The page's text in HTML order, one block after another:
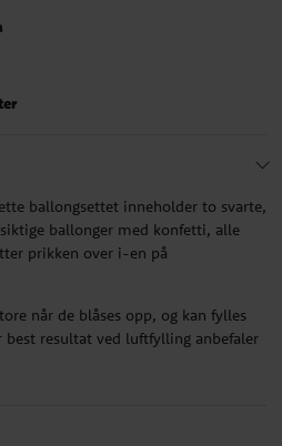
ballongsettet inneholder to svarte,
ballonger med konfetti, alle
prikken over i-en på
når de blåses opp, og kan fylles
resultat ved luftfylling anbefaler